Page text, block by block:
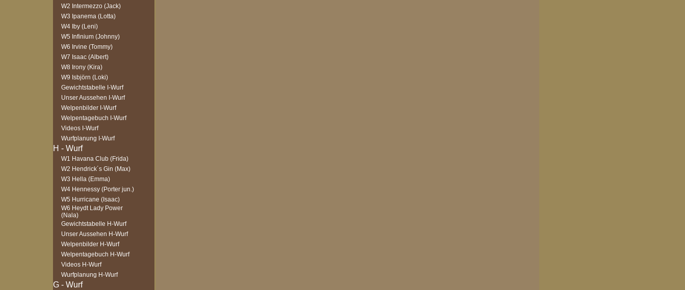
W2 Intermezzo (Jack)
W3 Ipanema (Lotta)
W4 Iby (Leni)
W5 Infinium (Johnny)
W6 Irvine (Tommy)
W7 Isaac (Albert)
W8 Irony (Kira)
W9 Isbjörn (Loki)
Gewichtstabelle I-Wurf
Unser Aussehen I-Wurf
Welpenbilder I-Wurf
Welpentagebuch I-Wurf
Videos I-Wurf
Wurfplanung I-Wurf
W1 Havana Club (Frida)
W2 Hendrick´s Gin (Max)
W3 Hella (Emma)
W4 Hennessy (Porter jun.)
W5 Hurricane (Isaac)
W6 Heydt Lady Power
(Nala)
Gewichtstabelle H-Wurf
Unser Aussehen H-Wurf
Welpenbilder H-Wurf
Welpentagebuch H-Wurf
Videos H-Wurf
Wurfplanung H-Wurf